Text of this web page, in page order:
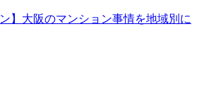
】大阪のマンション事情を地域別に